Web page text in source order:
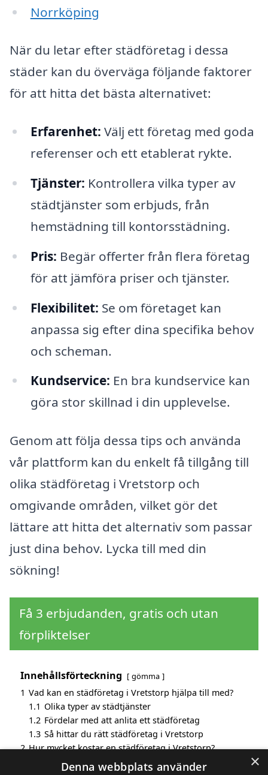
Norrköping
När du letar efter städföretag i dessa
städer kan du överväga följande faktorer
för att hitta det bästa alternativet:
Erfarenhet: Välj ett företag med goda
referenser och ett etablerat rykte.
Tjänster: Kontrollera vilka typer av
städtjänster som erbjuds, från
hemstädning till kontorsstädning.
Pris: Begär offerter från flera företag
för att jämföra priser och tjänster.
Flexibilitet: Se om företaget kan
anpassa sig efter dina specifika behov
och scheman.
Kundservice: En bra kundservice kan
göra stor skillnad i din upplevelse.
Genom att följa dessa tips och använda
vår plattform kan du enkelt få tillgång till
olika städföretag i Vretstorp och
omgivande områden, vilket gör det
lättare att hitta det alternativ som passar
just dina behov. Lycka till med din
sökning!
Få 3 erbjudanden, gratis och utan
förpliktelser
Innehållsförteckning gömma
1 Vad kan en städföretag i Vretstorp hjälpa till med?
1.1 Olika typer av städtjänster
1.2 Fördelar med att anlita ett städföretag
1.3 Så hittar du rätt städföretag i Vretstorp
2 Hur mycket kostar en städföretag i Vretstorp?
Fördelar med att välja städföretag i Vretstorp
×
Denna webbplats använder